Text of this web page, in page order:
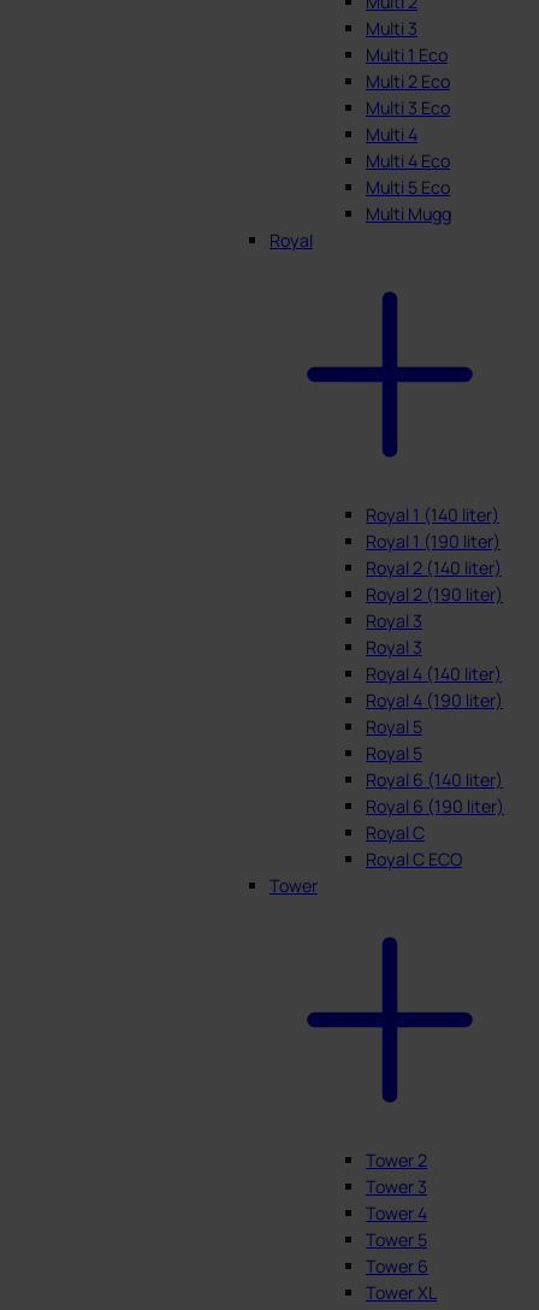
Multi 3
Multi 1 Eco
Multi 2 Eco
Multi 3 Eco
Multi 4
Multi 4 Eco
Multi 5 Eco
Multi Mugg
Royal
Royal 1 (140 liter)
Royal 1 (190 liter)
Royal 2 (140 liter)
Royal 2 (190 liter)
Royal 3
Royal 3
Royal 4 (140 liter)
Royal 4 (190 liter)
Royal 5
Royal 5
Royal 6 (140 liter)
Royal 6 (190 liter)
Royal C
Royal C ECO
Tower
Tower 2
Tower 3
Tower 4
Tower 5
Tower 6
Tower XL